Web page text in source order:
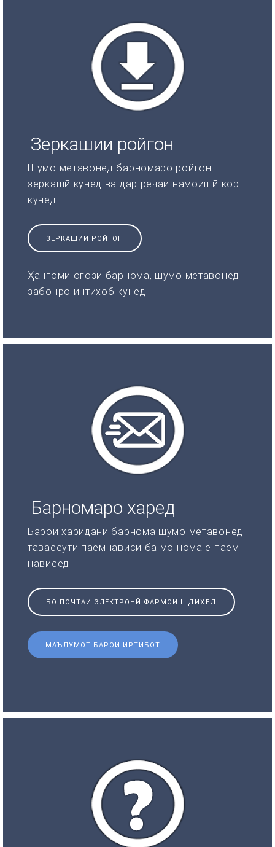
Зеркашии ройгон
Шумо метавонед барномаро ройгон
зеркашӣ кунед ва дар реҷаи намоишӣ кор
кунед
ЗЕРКАШИИ РОЙГОН
Ҳангоми оғози барнома, шумо метавонед
забонро интихоб кунед.
Барномаро харед
Барои харидани барнома шумо метавонед
тавассути паёмнависӣ ба мо нома ё паём
нависед
БО ПОЧТАИ ЭЛЕКТРОНӢ ФАРМОИШ ДИҲЕД
МАЪЛУМОТ БАРОИ ИРТИБОТ